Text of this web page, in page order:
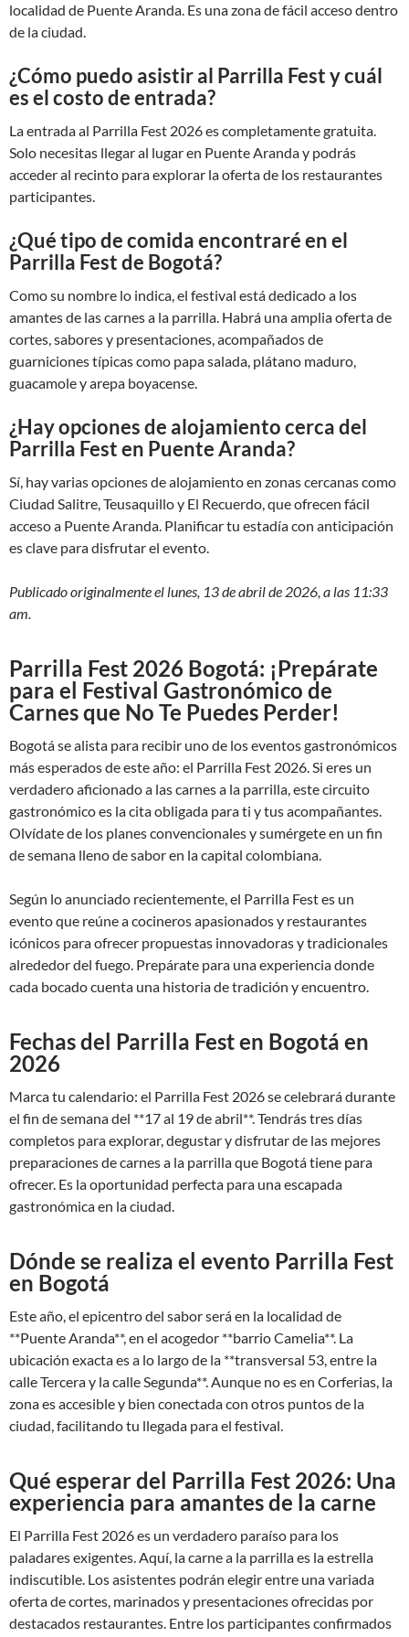
localidad de Puente Aranda. Es una zona de fácil acceso dentro
de la ciudad.
¿Cómo puedo asistir al Parrilla Fest y cuál
es el costo de entrada?
La entrada al Parrilla Fest 2026 es completamente gratuita.
Solo necesitas llegar al lugar en Puente Aranda y podrás
acceder al recinto para explorar la oferta de los restaurantes
participantes.
¿Qué tipo de comida encontraré en el
Parrilla Fest de Bogotá?
Como su nombre lo indica, el festival está dedicado a los
amantes de las carnes a la parrilla. Habrá una amplia oferta de
cortes, sabores y presentaciones, acompañados de
guarniciones típicas como papa salada, plátano maduro,
guacamole y arepa boyacense.
¿Hay opciones de alojamiento cerca del
Parrilla Fest en Puente Aranda?
Sí, hay varias opciones de alojamiento en zonas cercanas como
Ciudad Salitre, Teusaquillo y El Recuerdo, que ofrecen fácil
acceso a Puente Aranda. Planificar tu estadía con anticipación
es clave para disfrutar el evento.
Publicado originalmente el lunes, 13 de abril de 2026, a las 11:33
am.
Parrilla Fest 2026 Bogotá: ¡Prepárate
para el Festival Gastronómico de
Carnes que No Te Puedes Perder!
Bogotá se alista para recibir uno de los eventos gastronómicos
más esperados de este año: el Parrilla Fest 2026. Si eres un
verdadero aficionado a las carnes a la parrilla, este circuito
gastronómico es la cita obligada para ti y tus acompañantes.
Olvídate de los planes convencionales y sumérgete en un fin
de semana lleno de sabor en la capital colombiana.
Según lo anunciado recientemente, el Parrilla Fest es un
evento que reúne a cocineros apasionados y restaurantes
icónicos para ofrecer propuestas innovadoras y tradicionales
alrededor del fuego. Prepárate para una experiencia donde
cada bocado cuenta una historia de tradición y encuentro.
Fechas del Parrilla Fest en Bogotá en
2026
Marca tu calendario: el Parrilla Fest 2026 se celebrará durante
el fin de semana del **17 al 19 de abril**. Tendrás tres días
completos para explorar, degustar y disfrutar de las mejores
preparaciones de carnes a la parrilla que Bogotá tiene para
ofrecer. Es la oportunidad perfecta para una escapada
gastronómica en la ciudad.
Dónde se realiza el evento Parrilla Fest
en Bogotá
Este año, el epicentro del sabor será en la localidad de
**Puente Aranda**, en el acogedor **barrio Camelia**. La
ubicación exacta es a lo largo de la **transversal 53, entre la
calle Tercera y la calle Segunda**. Aunque no es en Corferias, la
zona es accesible y bien conectada con otros puntos de la
ciudad, facilitando tu llegada para el festival.
Qué esperar del Parrilla Fest 2026: Una
experiencia para amantes de la carne
El Parrilla Fest 2026 es un verdadero paraíso para los
paladares exigentes. Aquí, la carne a la parrilla es la estrella
indiscutible. Los asistentes podrán elegir entre una variada
oferta de cortes, marinados y presentaciones ofrecidas por
destacados restaurantes. Entre los participantes confirmados